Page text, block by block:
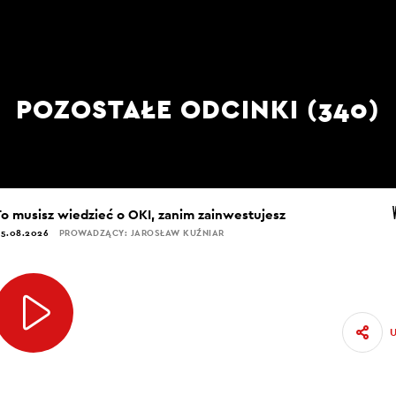
POZOSTAŁE ODCINKI (340)
musisz wiedzieć o OKI, zanim zainwestujesz
PROWADZĄCY: JAROSŁAW KUŹNIAR